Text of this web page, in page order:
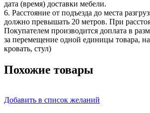
дата (время) доставки мебели.
6. Расстояние от подъезда до места
должно превышать 20 метров. При
Покупателем производится доплата в
за перемещение одной единицы товара,
кровать, стул)
Похожие товары
Добавить в список желаний